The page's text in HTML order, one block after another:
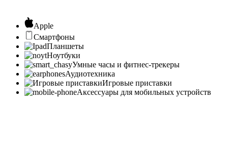
Apple
Смартфоны
Планшеты
Ноутбуки
Умные часы и фитнес-трекеры
Аудиотехника
Игровые приставки
Аксессуары для мобильных устройств